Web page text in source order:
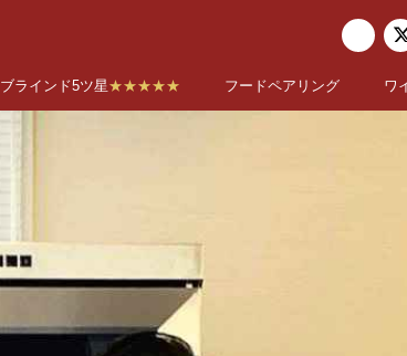
ブラインド5ツ星★★★★★ フードペアリング ワ